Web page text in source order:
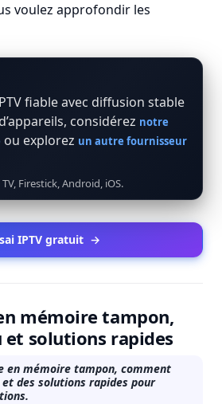
voulez approfondir les
fiable avec diffusion stable
considérez notre
ou explorez un autre fournisseur
Firestick, Android, iOS.
IPTV gratuit →
mémoire tampon,
et solutions rapides
en mémoire tampon, comment
des solutions rapides pour